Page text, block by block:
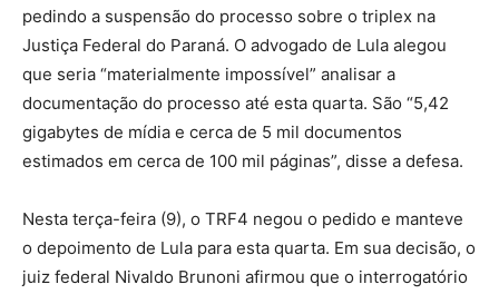
pedindo a suspensão do processo sobre o triplex na
Justiça Federal do Paraná. O advogado de Lula alegou
que seria “materialmente impossível” analisar a
documentação do processo até esta quarta. São “5,42
gigabytes de mídia e cerca de 5 mil documentos
estimados em cerca de 100 mil páginas”, disse a defesa.
Nesta terça-feira (9), o TRF4 negou o pedido e manteve
o depoimento de Lula para esta quarta. Em sua decisão, o
juiz federal Nivaldo Brunoni afirmou que o interrogatório